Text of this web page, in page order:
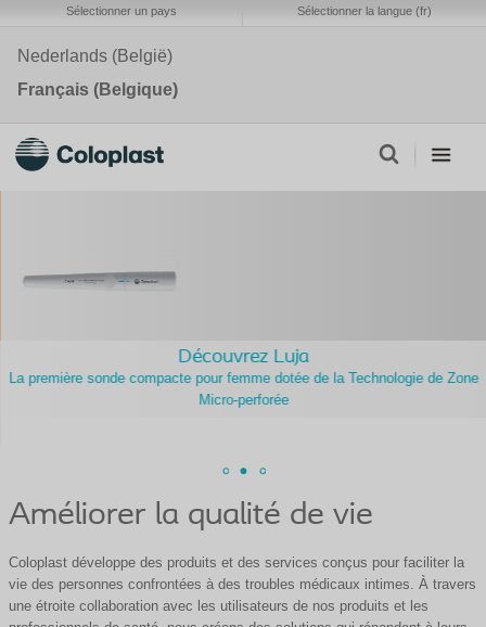
Sélectionner un pays Sélectionner la langue (fr)
Nederlands (België)
Français (Belgique)
Découvrez Luja
La première sonde compacte pour femme dotée de la Technologie de Zone
Micro-perforée
Améliorer la qualité de vie
Coloplast développe des produits et des services conçus pour faciliter la
vie des personnes confrontées à des troubles médicaux intimes. À travers
une étroite collaboration avec les utilisateurs de nos produits et les